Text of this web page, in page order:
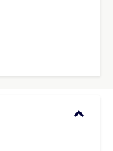
keyboard_arrow_down